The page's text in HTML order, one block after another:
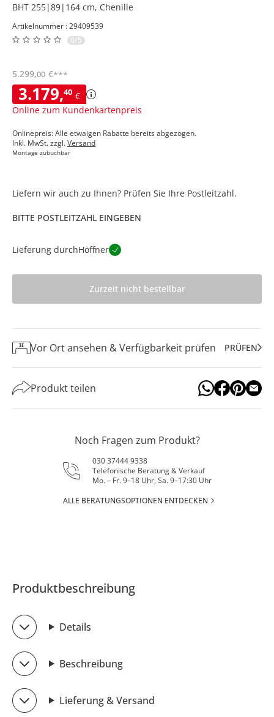
BHT 255|89|164 cm, Chenille
Artikelnummer : 29409539
0/5
3.179,40 €
Online zum Kundenkartenpreis
5.299,00 €***
Onlinepreis: Alle etwaigen Rabatte bereits abgezogen.
Inkl. MwSt. zzgl.Versand
Montage zubuchbar
Liefern wir auch zu Ihnen? Prüfen Sie Ihre Postleitzahl.
BITTE POSTLEITZAHL EINGEBEN
Lieferung durchHöffner
Zurzeit nicht bestellbar
Vor Ort ansehen & Verfügbarkeit prüfen PRÜFEN
Produkt teilen
Noch Fragen zum Produkt?
030 37444 9338
Telefonische Beratung & Verkauf
Mo. – Fr. 9–18 Uhr, Sa. 9–17:30 Uhr
ALLE BERATUNGSOPTIONEN ENTDECKEN
Produktbeschreibung
Details
Beschreibung
Lieferung & Versand